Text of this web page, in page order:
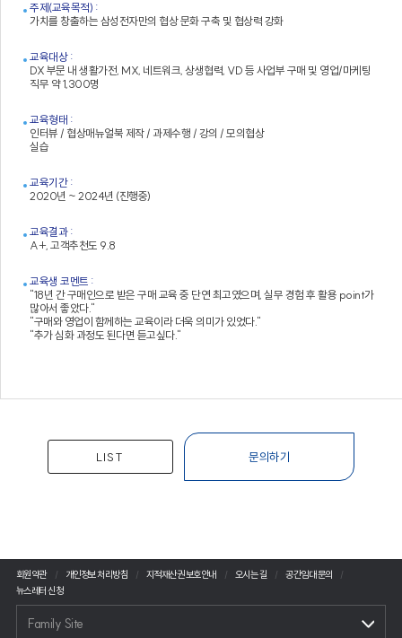
주제(교육목적) :
가치를 창출하는 삼성전자만의 협상 문화 구축 및 협상력 강화
교육대상 :
DX 부문 내 생활가전, MX, 네트워크, 상생협력, VD 등 사업부 구매 및 영업/마케팅
직무 약 1,300명
교육형태 :
인터뷰 / 협상매뉴얼북 제작 / 과제수행 / 강의 / 모의협상
실습
교육기간 :
2020년 ~ 2024년 (진행중)
교육결과 :
A+, 고객추천도 9.8
교육생 코멘트 :
"18년 간 구매인으로 받은 구매 교육 중 단연 최고였으며, 실무 경험 후 활용 point가
많아서 좋았다."
"구매와 영업이 함께하는 교육이라 더욱 의미가 있었다."
"추가 심화 과정도 된다면 듣고싶다."
LIST 문의하기
회원약관 개인정보 처리방침 지적재산권 보호안내 오시는 길
공간임대 문의
뉴스레터 신청
Family Site